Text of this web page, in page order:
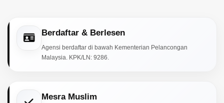
Berdaftar & Berlesen
Agensi berdaftar di bawah Kementerian Pelancongan
Malaysia. KPK/LN: 9286.
Mesra Muslim